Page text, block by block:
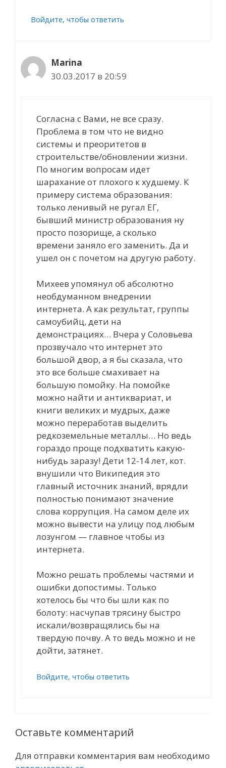
Войдите, чтобы ответить
Marina
30.03.2017 в 20:59
Согласна с Вами, не все сразу.
Проблема в том что не видно
системы и преоритетов в
строительстве/обновлении жизни.
По многим вопросам идет
шарахание от плохого к худшему. К
примеру система образования:
только ленивый не ругал ЕГ,
бывший министр образования ну
просто позорище, а сколько
времени заняло его заменить. Да и
ушел он с почетом на другую работу.
Михеев упомянул об абсолютно
необдуманном внедрении
интернета. А как результат, группы
самоубийц, дети на
демонстрациях… Вчера у Соловьева
прозвучало что интернет это
большой двор, а я бы сказала, что
это все больше смахивает на
большую помойку. На помойке
можно найти и антиквариат, и
книги великих и мудрых, даже
можно переработав выделить
редкоземельные металлы… Но ведь
гораздо проще подхватить какую-
нибудь заразу! Дети 12-14 лет, кот.
внушили что Википедия это
главный источник знаний, врядли
полностью понимают значение
слова коррупция. На самом деле их
можно вывести на улицу под любым
лозунгом — главное чтобы из
интернета.
Можно решать проблемы частями и
ошибки допостимы. Только
хотелось бы что бы шли как по
болоту: насчупав трясину быстро
искали/возвращялись бы на
твердую почву. А то ведь можно и не
дойти, затянет.
Войдите, чтобы ответить
Оставьте комментарий
Для отправки комментария вам необходимо